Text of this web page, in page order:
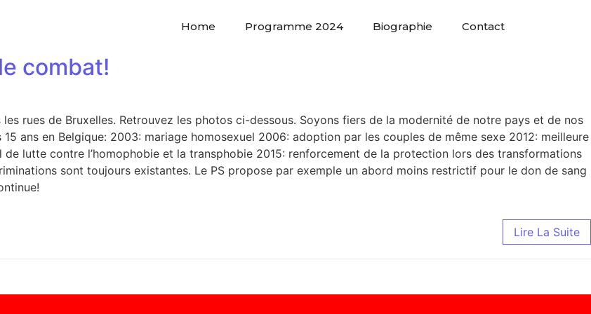
Home Programme 2024 Biographie Contact
combat!
rues de Bruxelles. Retrouvez les photos ci-dessous. Soyons fiers de la modernité de notre pays et de nos
ans en Belgique: 2003: mariage homosexuel 2006: adoption par les couples de même sexe 2012: meilleure
lutte contre l’homophobie et la transphobie 2015: renforcement de la protection lors des transformations
sont toujours existantes. Le PS propose par exemple un abord moins restrictif pour le don de sang
Lire La Suite